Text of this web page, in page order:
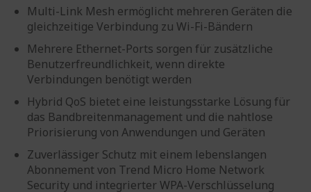
Multi-Link Mesh ermöglicht mehreren Geräten die
gleichzeitige Verbindung zu Wi-Fi-Bändern
Mehrere Ethernet-Ports sorgen für zusätzliche
Benutzerfreundlichkeit, wenn direkte
Verbindungen benötigt werden
Hybrid QoS bietet eine leistungsstarke Lösung für
das Bandbreitenmanagement und die nahtlose
Priorisierung von Anwendungen und Geräten
Zuverlässiger Schutz mit einem lebenslangen
Abonnement von Trend Micro Home Network
Security und integrierter WPA-Verschlüsselung